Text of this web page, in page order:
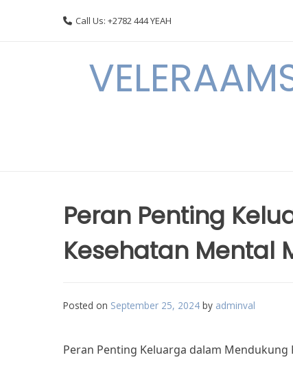
Call Us: +2782 444 YEAH
Peran Penting
Kesehatan Mental
Posted on September 25, 2024 by adminval
Peran Penting Keluarga dalam Mendukung